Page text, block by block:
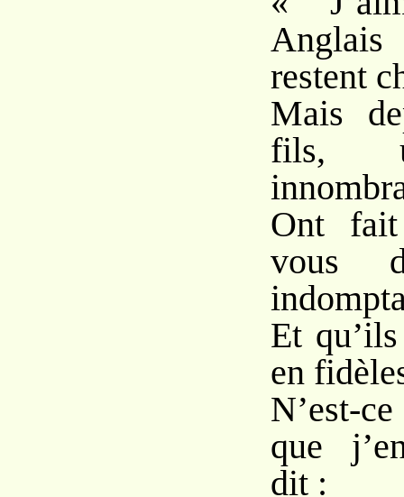
restent
Mais
fils,
Ont
vous
Et
en
N’est-
que
dit :